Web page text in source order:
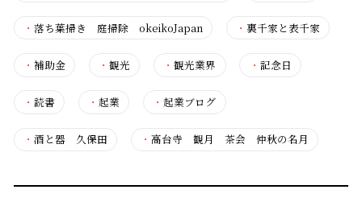
・ 落ち葉掃き 庭掃除 okeikoJapan ・裏千家と表千家
・ 補助金 ・観光 ・観光業界 ・ 記念日
・ 読書 ・起業 ・起業ブログ
・ 酒と器 久保田 ・高台寺 観月 茶会 仲秋の名月